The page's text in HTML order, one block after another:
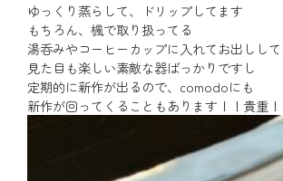
ゆっくり蒸らして、ドリップしてます
もちろん、楓で取り扱ってる
湯呑みやコーヒーカップに入れてお出しし
見た目も楽しい素敵な器ばっかりですし
定期的に新作が出るので、comodoにも
新作が回ってくることもあります！！貴重！